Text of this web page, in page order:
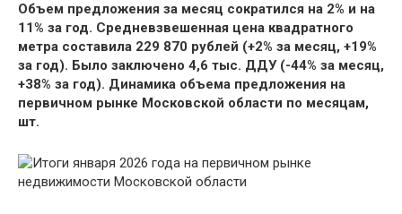
Объем предложения за месяц сократился на 2% и на
11% за год. Средневзвешенная цена квадратного
метра составила 229 870 рублей (+2% за месяц, +19%
за год). Было заключено 4,6 тыс. ДДУ (-44% за месяц,
+38% за год). Динамика объема предложения на
первичном рынке Московской области по месяцам,
шт.